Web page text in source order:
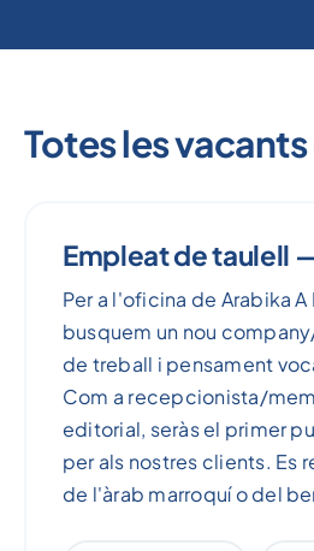
Totes les
Empleat de taulell
Per a l'oficina de Arabika
busquem un nou
de treball i pensament
Com a recepcionista/
editorial, seràs el primer
per als nostres clients. Es
de l'àrab marroquí o del